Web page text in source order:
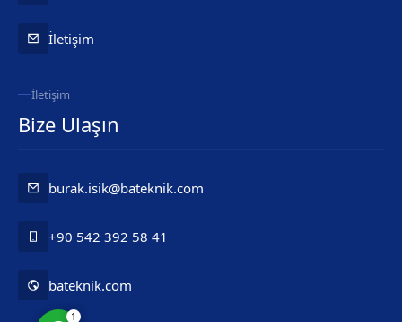
İletişim
İletişim
Bize Ulaşın
burak.isik@bateknik.com
+90 542 392 58 41
bateknik.com
Ba Teknik
1